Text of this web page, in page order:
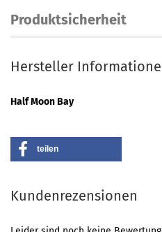
Produktsicherheit
Hersteller
Half Moon Bay
teilen
Kundenrezensionen